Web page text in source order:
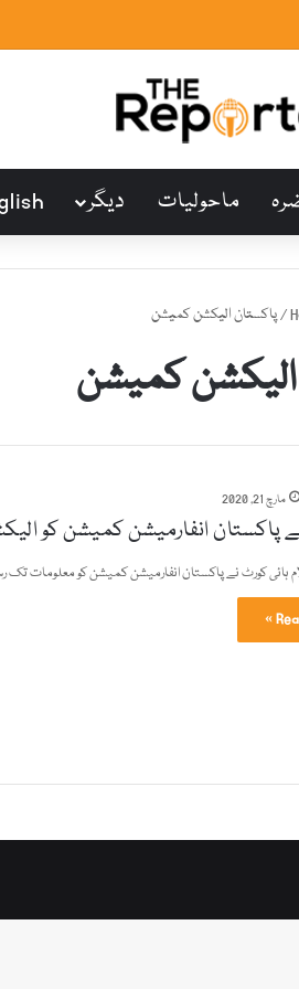
ماحولیات دیگر
/پاکستان الیکشن کمیشن
الیکشن کمیشن
مارچ 21, 2020
پاکستان انفارمیشن کمیشن کو
ہائی کورٹ نے پاکستان انفارمیشن کمیشن کو معلومات